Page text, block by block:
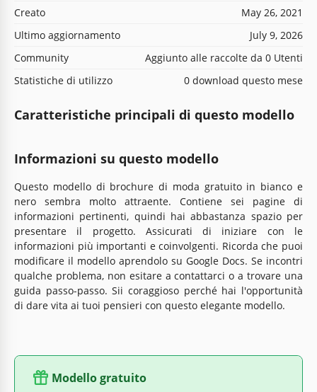
Creato
May 26, 2021
Ultimo aggiornamento
July 9, 2026
Community
Aggiunto alle raccolte da 0 Utenti
Statistiche di utilizzo
0 download questo mese
Caratteristiche principali di questo modello
Informazioni su questo modello
Questo modello di brochure di moda gratuito in bianco e
nero sembra molto attraente. Contiene sei pagine di
informazioni pertinenti, quindi hai abbastanza spazio per
presentare il progetto. Assicurati di iniziare con le
informazioni più importanti e coinvolgenti. Ricorda che puoi
modificare il modello aprendolo su Google Docs. Se incontri
qualche problema, non esitare a contattarci o a trovare una
guida passo-passo. Sii coraggioso perché hai l'opportunità
di dare vita ai tuoi pensieri con questo elegante modello.
Modello gratuito